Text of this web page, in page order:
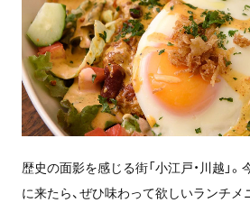
歴史の面影を感じる街「小江戸・川越」
に来たら、ぜひ味わって欲しいランチメ